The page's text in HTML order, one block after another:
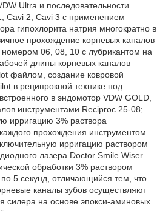
Ultra и последовательности
Cavi 2, Cavi 3 с применением
гипохлорита натрия многократно в
прохождение корневых каналов
06, 08, 10 с лубрикантом на
длины корневых каналов
файлом, создание ковровой
в реципрокной технике под
в эндомотор VDW GOLD,
инструментами Reciproc 25-08;
ирригацию 3% раствора
прохождения инструментом
ирригацию раствором
лазера Doctor Smile Wiser
обработки 3% раствором
5 секунд, отличающийся тем, что
каналы зубов осуществляют
силера на основе эпокси-аминовых